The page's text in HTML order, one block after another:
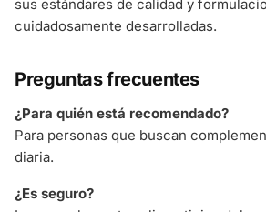
sus estándares de calidad y
cuidadosamente desarrolladas.
Preguntas frecuentes
¿Para quién está recomendado?
Para personas que buscan
diaria.
¿Es seguro?